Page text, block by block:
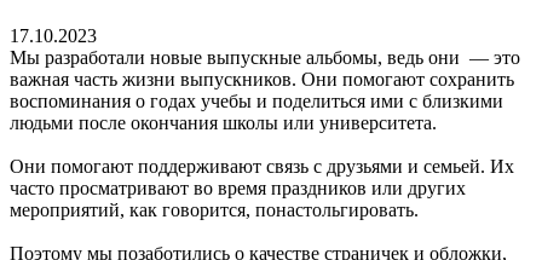
17.10.2023
Мы разработали новые выпускные альбомы, ведь они — это
важная часть жизни выпускников. Они помогают сохранить
воспоминания о годах учебы и поделиться ими с близкими
людьми после окончания школы или университета.
Они помогают поддерживают связь с друзьями и семьей. Их
часто просматривают во время праздников или других
мероприятий, как говорится, понастольгировать.
Поэтому мы позаботились о качестве страничек и обложки,